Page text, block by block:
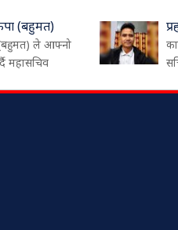
(बहुमत)
(बहुमत) ले आफ्नो
महासचिव